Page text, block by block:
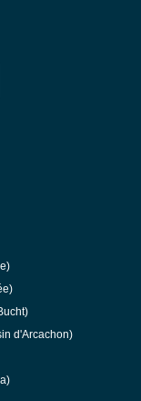
d'Arcachon)